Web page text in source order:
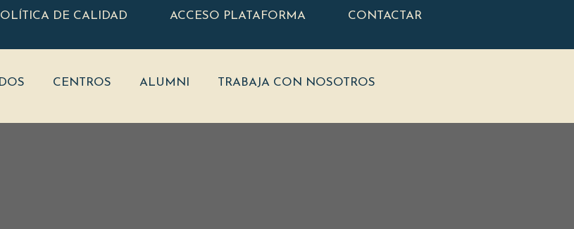
DE CALIDAD ACCESO PLATAFORMA CONTACTAR
CENTROS ALUMNI TRABAJA CON NOSOTROS